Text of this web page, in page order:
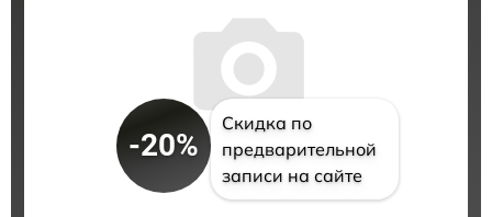
-20%
Скидка по
предварительной
записи на сайте